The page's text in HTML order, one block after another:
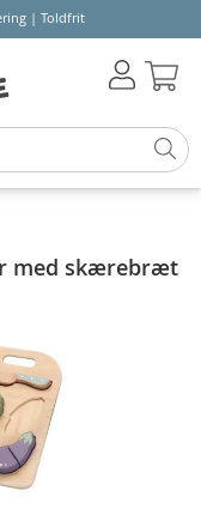
| Toldfrit
med skærebræt